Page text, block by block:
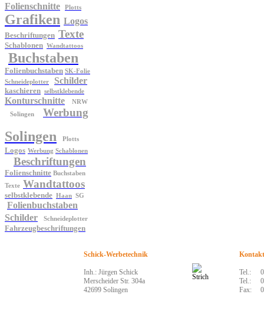
Folienschnitte Plotts
Grafiken Logos
Beschriftungen Texte
Schablonen Wandtattoos
Buchstaben
Folienbuchstaben SK-Folie
Schneideplotter
Schilder
kaschieren selbstklebende
Konturschnitte
NRW
Solingen Werbung
Solingen Plotts
Logos Werbung Schablonen
Beschriftungen
Folienschnitte Buchstaben
Texte Wandtattoos
selbstklebende Haan SG
Folienbuchstaben
Schilder
Schneideplotter
Fahrzeugbeschriftungen
Schick-Werbetechnik Kontakt
Inh.: Jürgen Schick Tel.:
Merscheider Str. 304a
Tel.:
42699 Solingen
Fax: